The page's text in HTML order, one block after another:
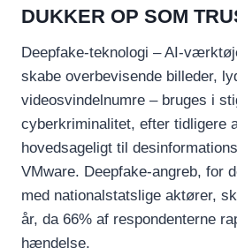
DUKKER OP SOM
Deepfake-teknologi – AI-
skabe overbevisende billeder,
videosvindelnumre – bruges i
cyberkriminalitet, efter tidligere
hovedsageligt til
VMware. Deepfake-angreb, for
med nationalstatslige aktører,
år, da 66% af respondenterne
hændelse.